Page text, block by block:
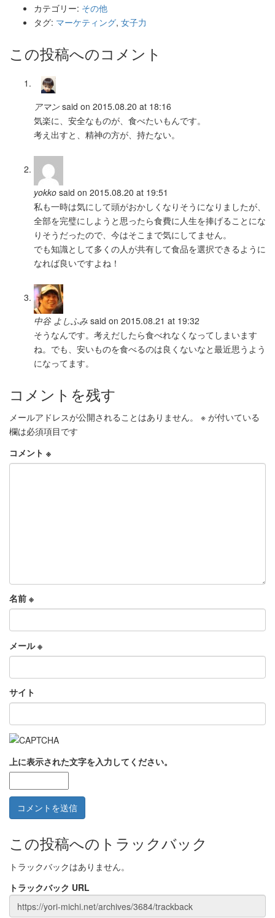
カテゴリー: その他
タグ: マーケティング, 女子力
この投稿へのコメント
アマン said on 2015.08.20 at 18:16
気楽に、安全なものが、食べたいもんです。
考え出すと、精神の方が、持たない。
yokko said on 2015.08.20 at 19:51
私も一時は気にして頭がおかしくなりそうになりましたが、
全部を完璧にしようと思ったら食費に人生を捧げることにな
りそうだったので、今はそこまで気にしてません。
でも知識として多くの人が共有して食品を選択できるように
なれば良いですよね！
中谷 よしふみ said on 2015.08.21 at 19:32
そうなんです。考えだしたら食べれなくなってしまいます
ね。でも、安いものを食べるのは良くないなと最近思うよう
になってます。
コメントを残す
メールアドレスが公開されることはありません。 ※ が付いている
欄は必須項目です
コメント ※
名前 ※
メール※
サイト
上に表示された文字を入力してください。
この投稿へのトラックバック
トラックバックはありません。
トラックバック URL